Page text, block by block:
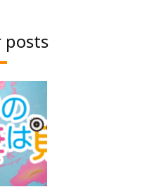
posts